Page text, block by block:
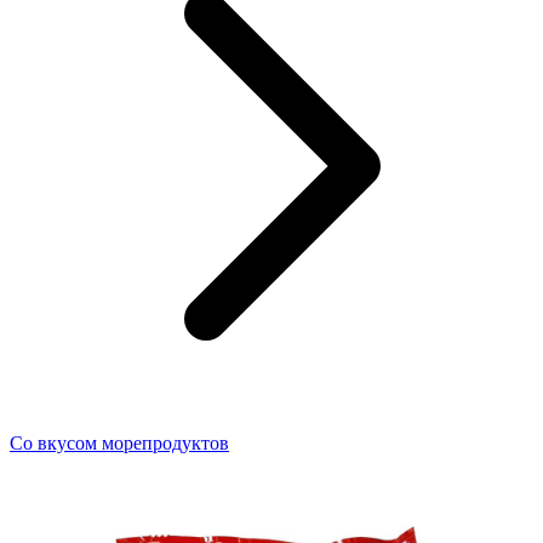
Со вкусом морепродуктов